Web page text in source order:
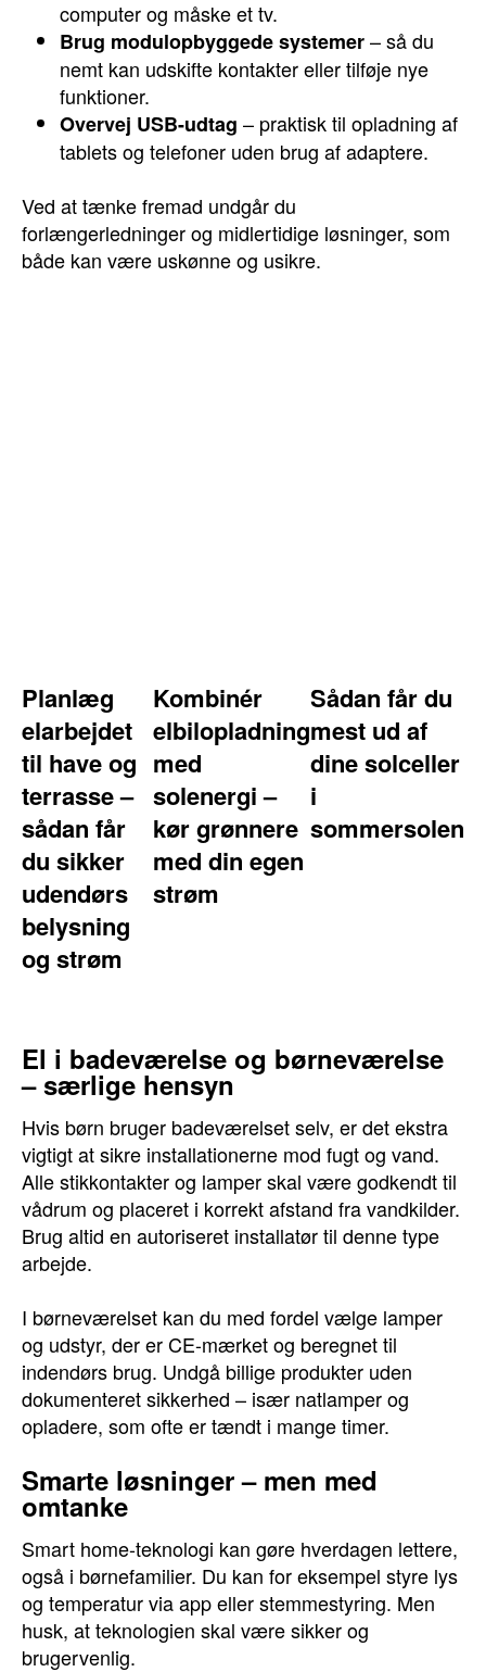
computer og måske et tv.
Brug modulopbyggede systemer– så du
nemt kan udskifte kontakter eller tilføje nye
funktioner.
Overvej USB-udtag – praktisk til opladning af
tablets og telefoner uden brug af adaptere.
Ved at tænke fremad undgår du
forlængerledninger og midlertidige løsninger, som
både kan være uskønne og usikre.
Planlæg
elarbejdet
til have og
terrasse –
sådan får
du sikker
udendørs
belysning
og strøm
Kombinér
elbilopladning
med
solenergi –
kør grønnere
med din egen
strøm
Sådan får du
mest ud af
dine solceller
i
sommersolen
El i badeværelse og børneværelse
– særlige hensyn
Hvis børn bruger badeværelset selv, er det ekstra
vigtigt at sikre installationerne mod fugt og vand.
Alle stikkontakter og lamper skal være godkendt til
vådrum og placeret i korrekt afstand fra vandkilder.
Brug altid en autoriseret installatør til denne type
arbejde.
I børneværelset kan du med fordel vælge lamper
og udstyr, der er CE-mærket og beregnet til
indendørs brug. Undgå billige produkter uden
dokumenteret sikkerhed – især natlamper og
opladere, som ofte er tændt i mange timer.
Smarte løsninger – men med
omtanke
Smart home-teknologi kan gøre hverdagen lettere,
også i børnefamilier. Du kan for eksempel styre lys
og temperatur via app eller stemmestyring. Men
husk, at teknologien skal være sikker og
brugervenlig.